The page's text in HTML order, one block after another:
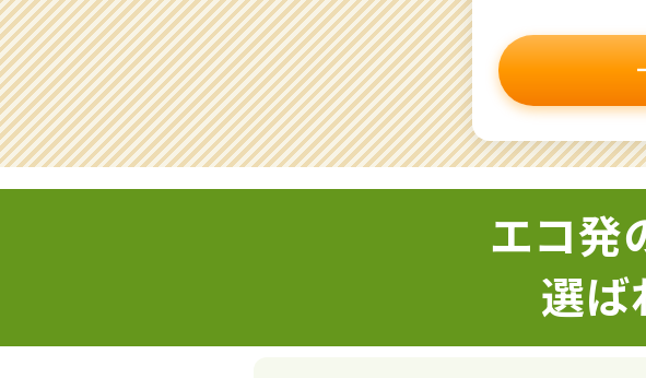
エコ発
選ば